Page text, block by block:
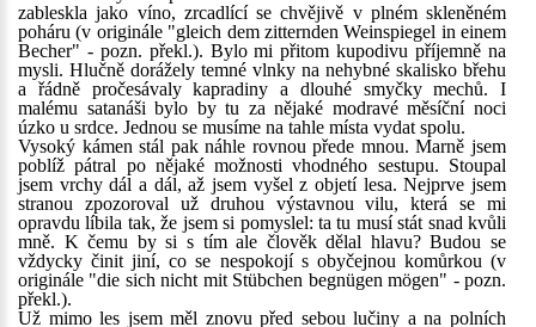
zableskla jako víno, zrcadlící se chvějivě v plném skleněném
poháru (v originále "gleich dem zitternden Weinspiegel in einem
Becher" - pozn. překl.). Bylo mi přitom kupodivu příjemně na
mysli. Hlučně dorážely temné vlnky na nehybné skalisko břehu
a řádně pročesávaly kapradiny a dlouhé smyčky mechů. I
malému satanáši bylo by tu za nějaké modravé měsíční noci
úzko u srdce. Jednou se musíme na tahle místa vydat spolu.
Vysoký kámen stál pak náhle rovnou přede mnou. Marně jsem
poblíž pátral po nějaké možnosti vhodného sestupu. Stoupal
jsem vrchy dál a dál, až jsem vyšel z objetí lesa. Nejprve jsem
stranou zpozoroval už druhou výstavnou vilu, která se mi
opravdu líbila tak, že jsem si pomyslel: ta tu musí stát snad kvůli
mně. K čemu by si s tím ale člověk dělal hlavu? Budou se
vždycky činit jiní, co se nespokojí s obyčejnou komůrkou (v
originále "die sich nicht mit Stübchen begnügen mögen" - pozn.
překl.).
Už mimo les jsem měl znovu před sebou lučiny a na polních